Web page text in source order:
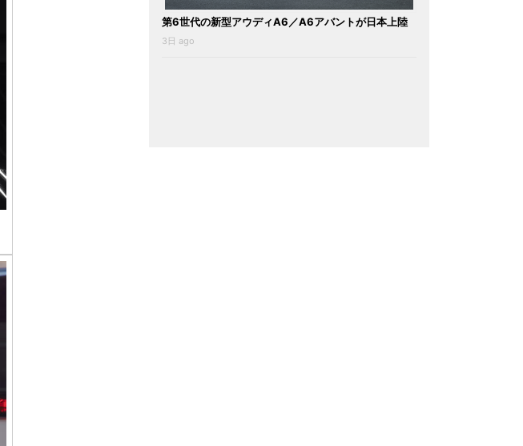
第6世代の新型アウディA6／A6アバントが日本上陸
3日 ago